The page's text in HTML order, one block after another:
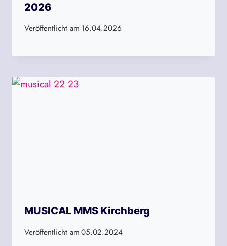
2026
Veröffentlicht am 16.04.2026
MUSICAL MMS Kirchberg
Veröffentlicht am05.02.2024